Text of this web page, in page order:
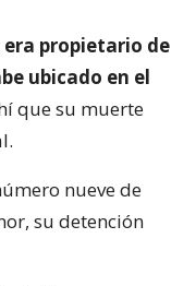
era propietario de
ubicado en el
que su muerte
nueve de
su detención